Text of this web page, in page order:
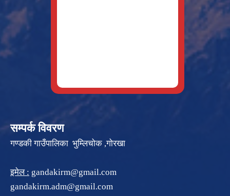
सम्पर्क विवरण
गण्डकी गाउँपालिका भुम्लिचोक ,गोरखा
इमेल : gandakirm@gmail.com
gandakirm.adm@gmail.com